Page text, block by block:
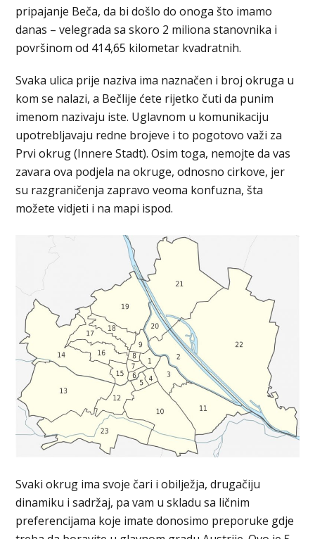
pripajanje Beča, da bi došlo do onoga što imamo
danas – velegrada sa skoro 2 miliona stanovnika i
površinom od 414,65 kilometar kvadratnih.
Svaka ulica prije naziva ima naznačen i broj okruga u
kom se nalazi, a Bečlije ćete rijetko čuti da punim
imenom nazivaju iste. Uglavnom u komunikaciju
upotrebljavaju redne brojeve i to pogotovo važi za
Prvi okrug (Innere Stadt). Osim toga, nemojte da vas
zavara ova podjela na okruge, odnosno cirkove, jer
su razgraničenja zapravo veoma konfuzna, šta
možete vidjeti i na mapi ispod.
Svaki okrug ima svoje čari i obilježja, drugačiju
dinamiku i sadržaj, pa vam u skladu sa ličnim
preferencijama koje imate donosimo preporuke gdje